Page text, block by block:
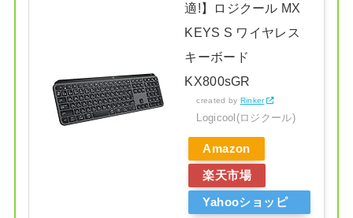
適!】ロジクール MX
KEYS S ワイヤレス
キーボード
KX800sGR
created by Rinker
Logicool(ロジクール)
Amazon
楽天市場
Yahooショッピ